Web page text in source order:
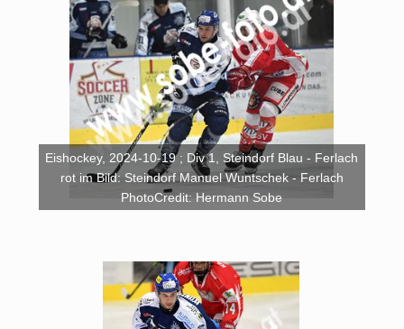
Eishockey, 2024-10-19 ; Div 1, Steindorf Blau - Ferlach
rot im Bild: Steindorf Manuel Wuntschek - Ferlach
PhotoCredit: Hermann Sobe